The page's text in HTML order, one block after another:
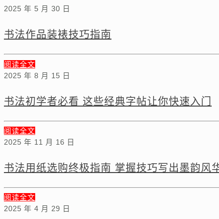
2025 年 5 月 30 日
书法作品装裱技巧指南
阅读全文
2025 年 8 月 15 日
书法初学者必看 这些经典字帖让你快速入门
阅读全文
2025 年 11 月 16 日
书法用纸选购终极指南 掌握技巧写出墨韵风
阅读全文
2025 年 4 月 29 日